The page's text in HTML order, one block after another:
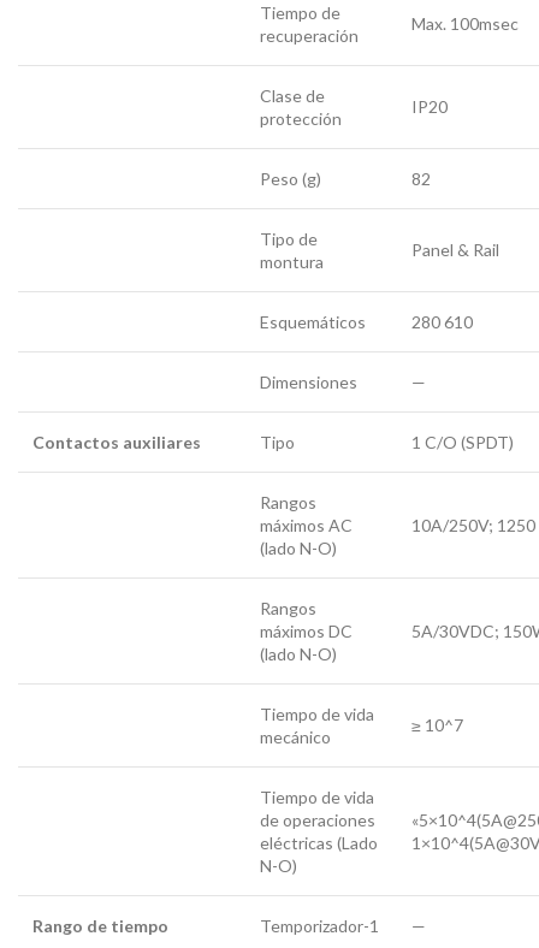
Tiempo de
recuperación
Max. 100msec
Clase de
protección
IP20
Peso (g) 82
Tipo de
montura
Panel & Rail
Esquemáticos 280 610
Dimensiones —
Contactos auxiliares Tipo 1 C/O (SPDT)
Rangos
máximos AC
(lado N-O)
10A/250V; 1250
Rangos
máximos DC
(lado N-O)
5A/30VDC;
Tiempo de vida
mecánico
≥ 10^7
Tiempo de vida
de operaciones
eléctricas (Lado
N-O)
Rango de tiempo Temporizador-1 —